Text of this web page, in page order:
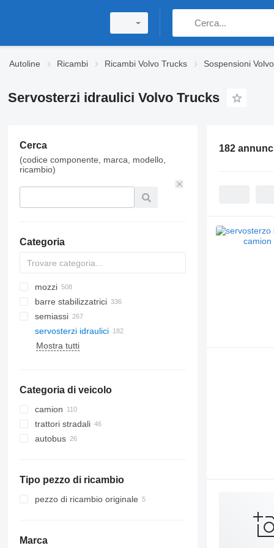
Autoline Ricambi Ricambi Volvo Trucks Sospensioni
Servosterzi idraulici Volvo Trucks
Cerca
(codice componente, marca, modello,
ricambio)
Categoria
mozzi
barre stabilizzatrici
semiassi
servosterzi idraulici
sistemi a cingoli
Mostra tutti
Categoria di veicolo
camion
trattori stradali
autobus
Tipo pezzo di ricambio
pezzo di ricambio originale
Marca
182